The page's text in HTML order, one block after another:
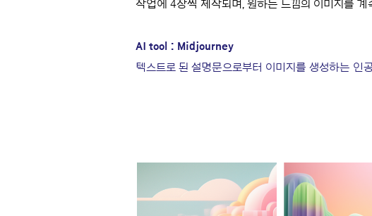
작업에 4장씩 제작되며, 원하는 느낌의 이미지를 계
AI tool : Midjourney
텍스트로 된 설명문으로부터 이미지를 생성하는 인